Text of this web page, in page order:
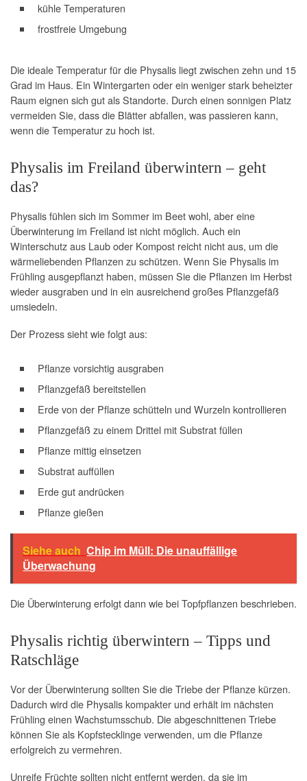
kühle Temperaturen
frostfreie Umgebung
Die ideale Temperatur für die Physalis liegt zwischen zehn und 15
Grad im Haus. Ein Wintergarten oder ein weniger stark beheizter
Raum eignen sich gut als Standorte. Durch einen sonnigen Platz
vermeiden Sie, dass die Blätter abfallen, was passieren kann,
wenn die Temperatur zu hoch ist.
Physalis im Freiland überwintern – geht
das?
Physalis fühlen sich im Sommer im Beet wohl, aber eine
Überwinterung im Freiland ist nicht möglich. Auch ein
Winterschutz aus Laub oder Kompost reicht nicht aus, um die
wärmeliebenden Pflanzen zu schützen. Wenn Sie Physalis im
Frühling ausgepflanzt haben, müssen Sie die Pflanzen im Herbst
wieder ausgraben und in ein ausreichend großes Pflanzgefäß
umsiedeln.
Der Prozess sieht wie folgt aus:
Pflanze vorsichtig ausgraben
Pflanzgefäß bereitstellen
Erde von der Pflanze schütteln und Wurzeln kontrollieren
Pflanzgefäß zu einem Drittel mit Substrat füllen
Pflanze mittig einsetzen
Substrat auffüllen
Erde gut andrücken
Pflanze gießen
Siehe auch Chip im Müll: Die unauffällige
Überwachung
Die Überwinterung erfolgt dann wie bei Topfpflanzen beschrieben.
Physalis richtig überwintern – Tipps und
Ratschläge
Vor der Überwinterung sollten Sie die Triebe der Pflanze kürzen.
Dadurch wird die Physalis kompakter und erhält im nächsten
Frühling einen Wachstumsschub. Die abgeschnittenen Triebe
können Sie als Kopfstecklinge verwenden, um die Pflanze
erfolgreich zu vermehren.
Unreife Früchte sollten nicht entfernt werden, da sie im